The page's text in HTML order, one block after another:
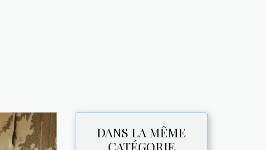
DANS LA MÊME
CATÉGORIE